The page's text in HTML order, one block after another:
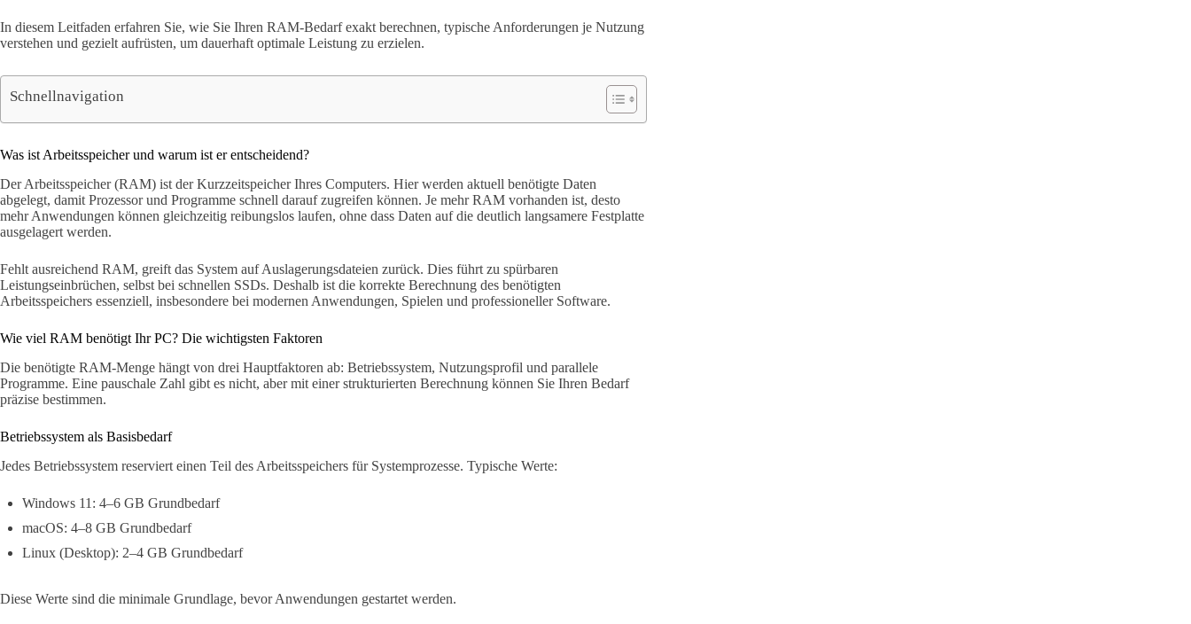
In diesem Leitfaden erfahren Sie, wie Sie Ihren RAM-Bedarf exakt berechnen, typische Anforderungen je Nutzung
verstehen und gezielt aufrüsten, um dauerhaft optimale Leistung zu erzielen.
Schnellnavigation
Was ist Arbeitsspeicher und warum ist er entscheidend?
Der Arbeitsspeicher (RAM) ist der Kurzzeitspeicher Ihres Computers. Hier werden aktuell benötigte Daten
abgelegt, damit Prozessor und Programme schnell darauf zugreifen können. Je mehr RAM vorhanden ist, desto
mehr Anwendungen können gleichzeitig reibungslos laufen, ohne dass Daten auf die deutlich langsamere Festplatte
ausgelagert werden.
Fehlt ausreichend RAM, greift das System auf Auslagerungsdateien zurück. Dies führt zu spürbaren
Leistungseinbrüchen, selbst bei schnellen SSDs. Deshalb ist die korrekte Berechnung des benötigten
Arbeitsspeichers essenziell, insbesondere bei modernen Anwendungen, Spielen und professioneller Software.
Wie viel RAM benötigt Ihr PC? Die wichtigsten Faktoren
Die benötigte RAM-Menge hängt von drei Hauptfaktoren ab: Betriebssystem, Nutzungsprofil und parallele
Programme. Eine pauschale Zahl gibt es nicht, aber mit einer strukturierten Berechnung können Sie Ihren Bedarf
präzise bestimmen.
Betriebssystem als Basisbedarf
Jedes Betriebssystem reserviert einen Teil des Arbeitsspeichers für Systemprozesse. Typische Werte:
Windows 11: 4–6 GB Grundbedarf
macOS: 4–8 GB Grundbedarf
Linux (Desktop): 2–4 GB Grundbedarf
Diese Werte sind die minimale Grundlage, bevor Anwendungen gestartet werden.